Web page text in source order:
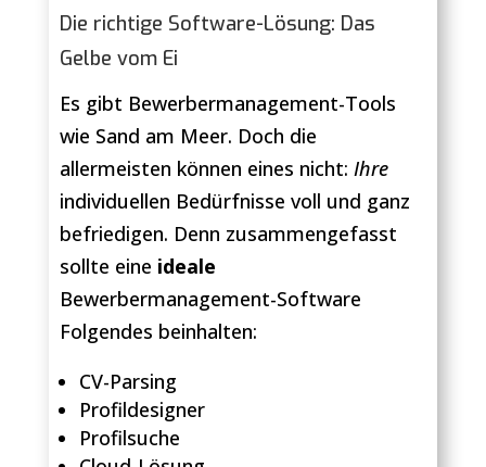
Die richtige Software-Lösung: Das
Gelbe vom Ei
Es gibt Bewerbermanagement-Tools
wie Sand am Meer. Doch die
allermeisten können eines nicht: Ihre
individuellen Bedürfnisse voll und ganz
befriedigen. Denn zusammengefasst
sollte eine ideale
Bewerbermanagement-Software
Folgendes beinhalten:
CV-Parsing
Profildesigner
Profilsuche